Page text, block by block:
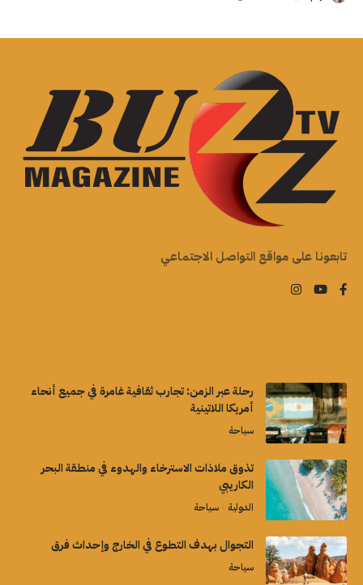
تابعونا على مواقع التواصل الاجتماعي
رحلة عبر الزمن: تجارب ثقافية غامرة في جميع أنحاء
أمريكا اللاتينية
سياحة
تذوق ملاذات الاسترخاء والهدوء في منطقة البحر
الكاريبي
الدولية سياحة
التجوال بهدف التطوع في الخارج وإحداث فرق
سياحة